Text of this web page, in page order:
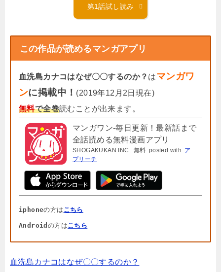
第1話試し読み
この作品が読めるマンガアプリ
血洗島カナコはなぜ〇〇するのか？ はマンガワ
ンに掲載中！ (2019年12月2日現在)
無料で全巻読むことが出来ます。
マンガワン-毎日更新！最新話まで
全話読める無料漫画アプリ
SHOGAKUKAN INC. 無料 posted with ア
プリーチ
iphoneの方は こちら
Android の方はこちら
血洗島カナコはなぜ〇〇するのか？